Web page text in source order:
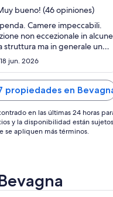
por
noche
es
de
bueno! (46 opiniones)
Camere impeccabili.
non eccezionale in alcune
struttura ma in generale un
per godere
jun. 2026
propiedades en
en las últimas 24 horas
y la disponibilidad están
se apliquen más términos.